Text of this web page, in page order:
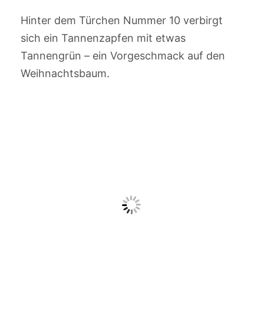
Hinter dem Türchen Nummer 10 verbirgt
sich ein Tannenzapfen mit etwas
Tannengrün – ein Vorgeschmack auf den
Weihnachtsbaum.